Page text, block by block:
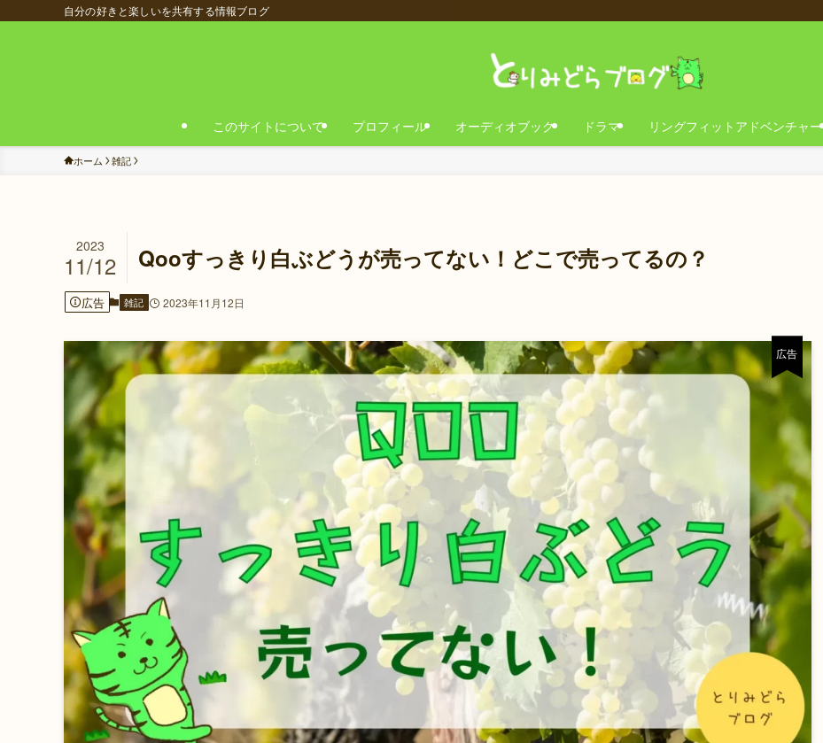
自分の好きと楽しいを共有する情報ブログ
このサイトについて プロフィール オーディオブック ドラマ リングフィットアドベンチャー
ホーム 雑記
Qooすっきり白ぶどうが売ってない！どこで売ってるの？
2023
11/12
広告 雑記 2023年11月12日